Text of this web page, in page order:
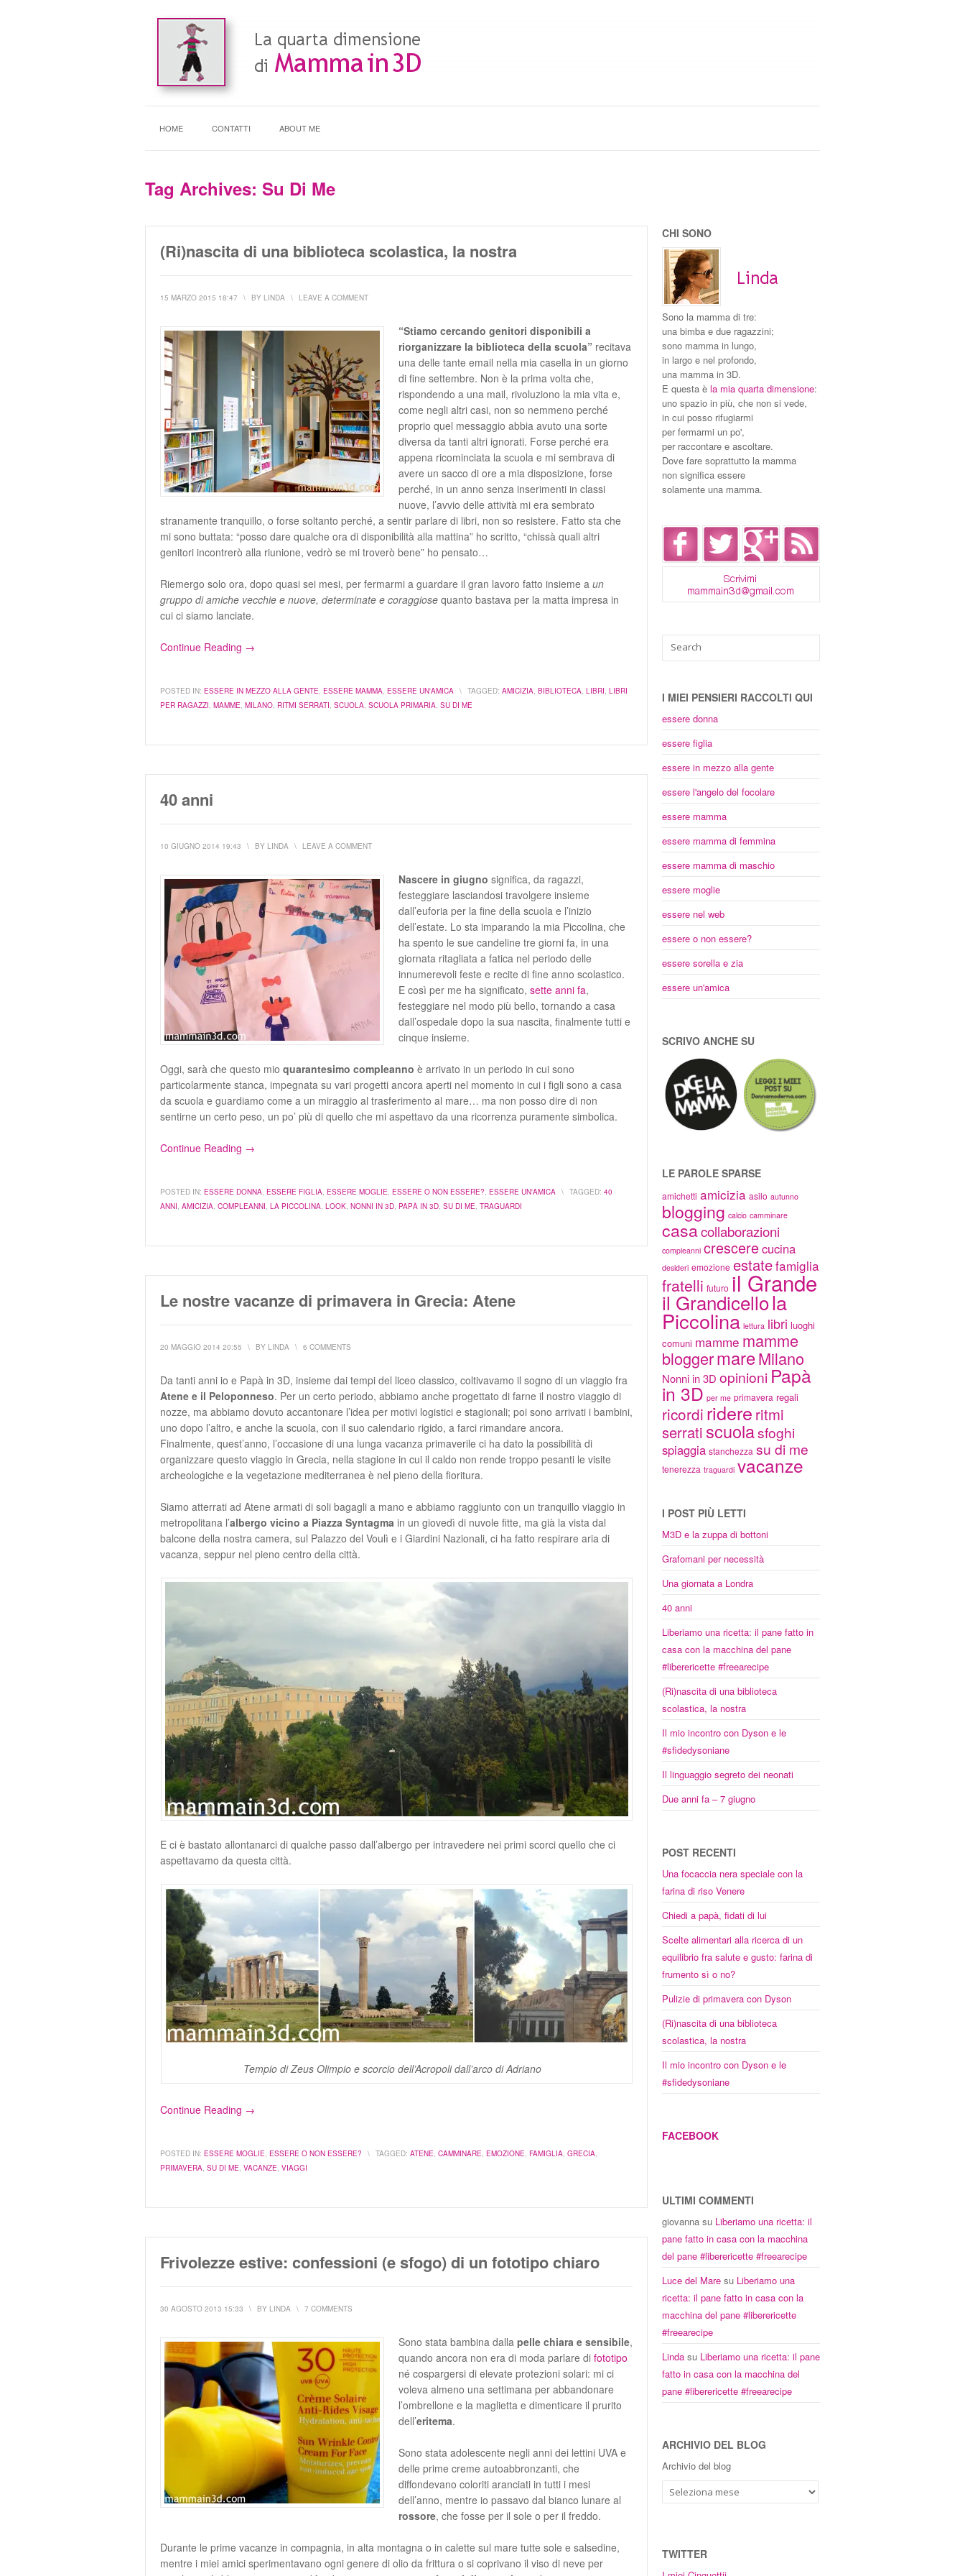
HOME CONTATTI ABOUT ME
Tag Archives: Su Di Me
(Ri)nascita di una biblioteca scolastica, la nostra
15 MARZO 2015 18:47 \ BY LINDA \ LEAVE A COMMENT
“Stiamo cercando genitori disponibili a
riorganizzare la biblioteca della scuola” recitava
una delle tante email nella mia casella in un giorno
di fine settembre. Non è la prima volta che,
rispondendo a una mail, rivoluziono la mia vita e,
come negli altri casi, non so nemmeno perché
proprio quel messaggio abbia avuto una sorte
diversa da tanti altri ignorati. Forse perché era
appena ricominciata la scuola e mi sembrava di
avere un sacco di ore a mia disposizione, forse
perché, in un anno senza inserimenti in classi
nuove, l’avvio delle attività mi era sembrato
stranamente tranquillo, o forse soltanto perché, a sentir parlare di libri, non so resistere. Fatto sta che
mi sono buttata: “posso dare qualche ora di disponibilità alla mattina” ho scritto, “chissà quali altri
genitori incontrerò alla riunione, vedrò se mi troverò bene” ho pensato…
Riemergo solo ora, dopo quasi sei mesi, per fermarmi a guardare il gran lavoro fatto insieme a un
gruppo di amiche vecchie e nuove, determinate e coraggiose quanto bastava per la matta impresa in
cui ci siamo lanciate.
Continue Reading →
POSTED IN: ESSERE IN MEZZO ALLA GENTE, ESSERE MAMMA, ESSERE UN'AMICA \ TAGGED: AMICIZIA, BIBLIOTECA, LIBRI, LIBRI
PER RAGAZZI, MAMME, MILANO, RITMI SERRATI, SCUOLA, SCUOLA PRIMARIA, SU DI ME
40 anni
10 GIUGNO 2014 19:43 \ BY LINDA \ LEAVE A COMMENT
Nascere in giugno significa, da ragazzi,
festeggiare lasciandosi travolgere insieme
dall’euforia per la fine della scuola e l’inizio
dell’estate. Lo sta imparando la mia Piccolina, che
ha spento le sue candeline tre giorni fa, in una
giornata ritagliata a fatica nel periodo delle
innumerevoli feste e recite di fine anno scolastico.
E così per me ha significato, sette anni fa,
festeggiare nel modo più bello, tornando a casa
dall’ospedale dopo la sua nascita, finalmente tutti e
cinque insieme.
Oggi, sarà che questo mio quarantesimo compleanno è arrivato in un periodo in cui sono
particolarmente stanca, impegnata su vari progetti ancora aperti nel momento in cui i figli sono a casa
da scuola e guardiamo come a un miraggio al trasferimento al mare… ma non posso dire di non
sentirne un certo peso, un po’ più di quello che mi aspettavo da una ricorrenza puramente simbolica.
Continue Reading →
POSTED IN: ESSERE DONNA, ESSERE FIGLIA, ESSERE MOGLIE, ESSERE O NON ESSERE?, ESSERE UN'AMICA \ TAGGED: 40
ANNI, AMICIZIA, COMPLEANNI, LA PICCOLINA, LOOK, NONNI IN 3D, PAPÀ IN 3D, SU DI ME, TRAGUARDI
Le nostre vacanze di primavera in Grecia: Atene
20 MAGGIO 2014 20:55 \ BY LINDA \ 6 COMMENTS
Da tanti anni io e Papà in 3D, insieme dai tempi del liceo classico, coltivavamo il sogno di un viaggio fra
Atene e il Peloponneso. Per un certo periodo, abbiamo anche progettato di farne il nostro viaggio di
nozze, ma abbiamo dovuto accantonare l’idea per motivi logistici e stagionali; poi sono arrivati i bambini,
uno dopo l’altro, e anche la scuola, con il suo calendario rigido, a farci rimandare ancora.
Finalmente, quest’anno, l’occasione di una lunga vacanza primaverile ci ha dato la possibilità di
organizzare questo viaggio in Grecia, nella stagione in cui il caldo non rende troppo pesanti le visite
archeologiche e la vegetazione mediterranea è nel pieno della fioritura.
Siamo atterrati ad Atene armati di soli bagagli a mano e abbiamo raggiunto con un tranquillo viaggio in
metropolitana l’albergo vicino a Piazza Syntagma in un giovedì di nuvole fitte, ma già la vista dal
balcone della nostra camera, sul Palazzo del Voulì e i Giardini Nazionali, ci ha fatto respirare aria di
vacanza, seppur nel pieno centro della città.
E ci è bastato allontanarci di qualche passo dall’albergo per intravedere nei primi scorci quello che ci
aspettavamo da questa città.
Tempio di Zeus Olimpio e scorcio dell’Acropoli dall’arco di Adriano
Continue Reading →
POSTED IN: ESSERE MOGLIE, ESSERE O NON ESSERE? \ TAGGED: ATENE, CAMMINARE, EMOZIONE, FAMIGLIA, GRECIA,
PRIMAVERA, SU DI ME, VACANZE, VIAGGI
Frivolezze estive: confessioni (e sfogo) di un fototipo chiaro
30 AGOSTO 2013 15:33 \ BY LINDA \ 7 COMMENTS
Sono stata bambina dalla pelle chiara e sensibile,
quando ancora non era di moda parlare di fototipo
né cospargersi di elevate protezioni solari: mi ci
voleva almeno una settimana per abbandonare
l’ombrellone e la maglietta e dimenticare il prurito
dell’eritema.
Sono stata adolescente negli anni dei lettini UVA e
delle prime creme autoabbronzanti, che
diffondevano coloriti aranciati in tutti i mesi
dell’anno, mentre io passavo dal bianco lunare al
rossore, che fosse per il sole o per il freddo.
Durante le prime vacanze in compagnia, in alta montagna o in calette sul mare tutte sole e salsedine,
mentre i miei amici sperimentavano ogni genere di olio da frittura o si coprivano il viso di neve per
CHI SONO
Sono la mamma di tre:
una bimba e due ragazzini;
sono mamma in lungo,
in largo e nel profondo,
una mamma in 3D.
E questa è la mia quarta dimensione:
uno spazio in più, che non si vede,
in cui posso rifugiarmi
per fermarmi un po',
per raccontare e ascoltare.
Dove fare soprattutto la mamma
non significa essere
solamente una mamma.
I MIEI PENSIERI RACCOLTI QUI
essere donna
essere figlia
essere in mezzo alla gente
essere l'angelo del focolare
essere mamma
essere mamma di femmina
essere mamma di maschio
essere moglie
essere nel web
essere o non essere?
essere sorella e zia
essere un'amica
SCRIVO ANCHE SU
LE PAROLE SPARSE
amichetti amicizia asilo autunno
blogging calcio camminare
casacollaborazioni
compleanni crescere cucina
desideri emozione estatefamiglia
fratelli futuro il Grande
il Grandicellola
Piccolina lettura libri luoghi
comuni mamme mamme
bloggermareMilano
Nonni in 3D opinioni Papà
in 3D per me primavera regali
ricordi ridere ritmi
serrati scuolasfoghi
spiaggia stanchezza su di me
tenerezza traguardi vacanze
I POST PIÙ LETTI
M3D e la zuppa di bottoni
Grafomani per necessità
Una giornata a Londra
40 anni
Liberiamo una ricetta: il pane fatto in
casa con la macchina del pane
#liberericette #freearecipe
(Ri)nascita di una biblioteca
scolastica, la nostra
Il mio incontro con Dyson e le
#sfidedysoniane
Il linguaggio segreto dei neonati
Due anni fa – 7 giugno
POST RECENTI
Una focaccia nera speciale con la
farina di riso Venere
Chiedi a papà, fidati di lui
Scelte alimentari alla ricerca di un
equilibrio fra salute e gusto: farina di
frumento sì o no?
Pulizie di primavera con Dyson
(Ri)nascita di una biblioteca
scolastica, la nostra
Il mio incontro con Dyson e le
#sfidedysoniane
FACEBOOK
ULTIMI COMMENTI
giovanna su Liberiamo una ricetta: il
pane fatto in casa con la macchina
del pane #liberericette #freearecipe
Luce del Mare su Liberiamo una
ricetta: il pane fatto in casa con la
macchina del pane #liberericette
#freearecipe
Linda su Liberiamo una ricetta: il pane
fatto in casa con la macchina del
pane #liberericette #freearecipe
ARCHIVIO DEL BLOG
Archivio del blog
TWITTER